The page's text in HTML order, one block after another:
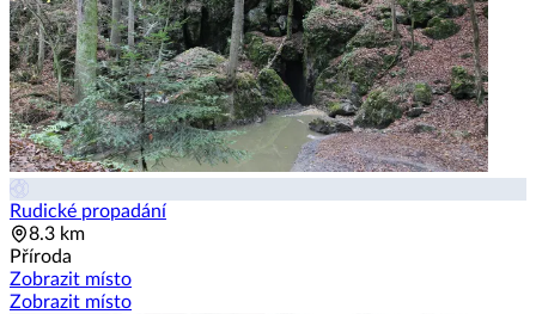
Rudické propadání
8.3 km
Příroda
Zobrazit místo
Zobrazit místo